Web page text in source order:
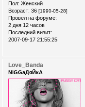
Пол: Женский
Возраст: 36 [1990-05-28]
Провел на форуме:
2 дня 12 часов
Последний визит:
2007-09-17 21:55:25
Love_Banda
NiGGaДяЙкА